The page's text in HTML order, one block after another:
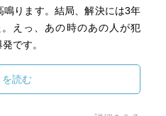
ります。結局、解決には3年
えっ、あの時のあの人が犯
です。
、真っ直ぐで面白い一冊でし
読む